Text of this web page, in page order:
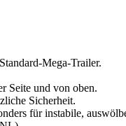
Mega-Trailer.
Seite und von oben.
Sicherheit.
für instabile,